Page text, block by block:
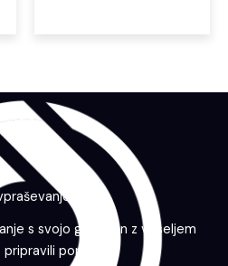
s svojo grafiko in z veseljem
pripravili ponudbo.